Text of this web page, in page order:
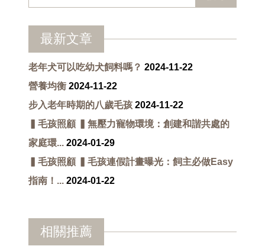
最新文章
老年犬可以吃幼犬飼料嗎？ 2024-11-22
營養均衡 2024-11-22
步入老年時期的八歲毛孩 2024-11-22
▍毛孩照顧 ▍無壓力寵物環境：創建和諧共處的
家庭環... 2024-01-29
▍毛孩照顧 ▍毛孩連假計畫曝光：飼主必做Easy
指南！... 2024-01-22
相關推薦